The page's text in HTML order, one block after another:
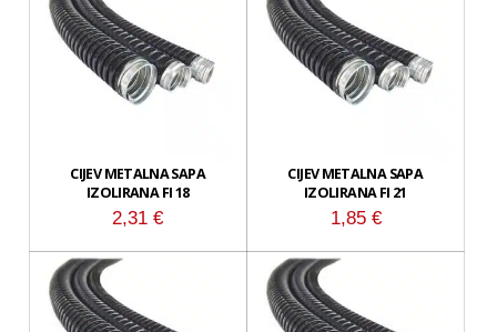
CIJEV METALNA SAPA
IZOLIRANA FI 18
2,31€
CIJEV METALNA SAPA
IZOLIRANA FI 21
1,85 €